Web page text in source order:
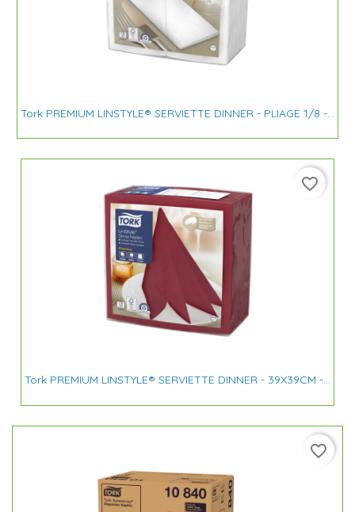
Tork PREMIUM LINSTYLE® SERVIETTE DINNER - PLIAGE 1/8 -...
Tork PREMIUM LINSTYLE® SERVIETTE DINNER - 39X39CM -...
favorite_border
favorite_border